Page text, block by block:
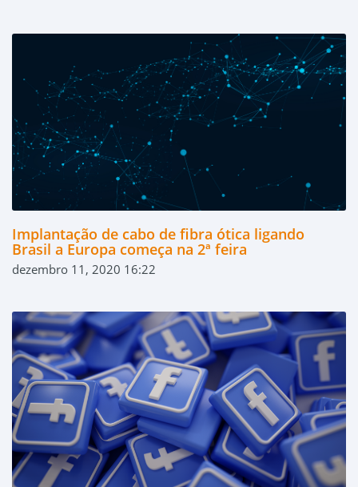
Implantação de cabo de fibra ótica ligando
Brasil a Europa começa na 2ª feira
dezembro 11, 2020 16:22